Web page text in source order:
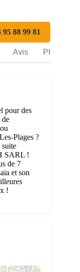
95 88 99 81
Avis Photos
pour des
de
Plages ?
SARL !
de 7
et son
!